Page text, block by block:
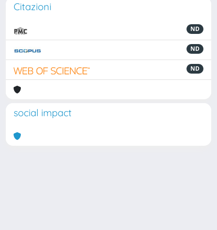
Citazioni
ND
ND
ND
social impact